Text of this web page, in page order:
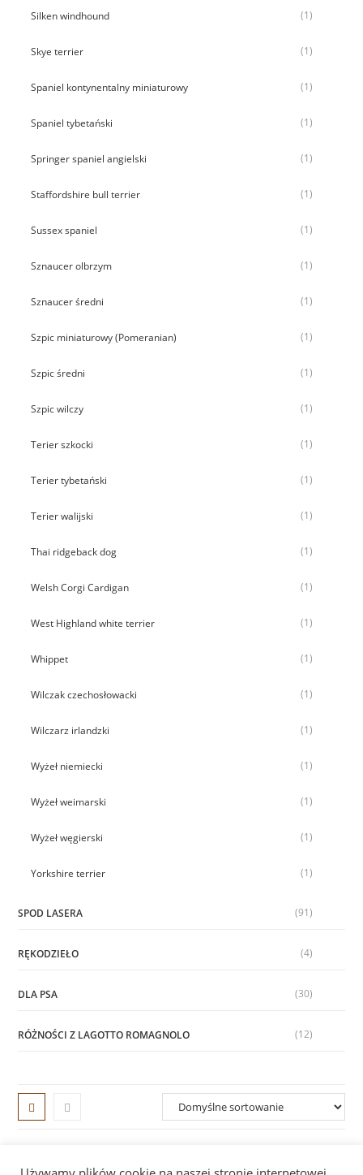
Silken windhound (1)
Skye terrier (1)
Spaniel kontynentalny miniaturowy (1)
Spaniel tybetański (1)
Springer spaniel angielski (1)
Staffordshire bull terrier (1)
Sussex spaniel (1)
Sznaucer olbrzym (1)
Sznaucer średni (1)
Szpic miniaturowy (Pomeranian) (1)
Szpic średni (1)
Szpic wilczy (1)
Terier szkocki (1)
Terier tybetański (1)
Terier walijski (1)
Thai ridgeback dog (1)
Welsh Corgi Cardigan (1)
West Highland white terrier (1)
Whippet (1)
Wilczak czechosłowacki (1)
Wilczarz irlandzki (1)
Wyżeł niemiecki (1)
Wyżeł weimarski (1)
Wyżeł węgierski (1)
Yorkshire terrier (1)
SPOD LASERA (91)
RĘKODZIEŁO (4)
DLA PSA (30)
RÓŻNOŚCI Z LAGOTTO ROMAGNOLO (12)